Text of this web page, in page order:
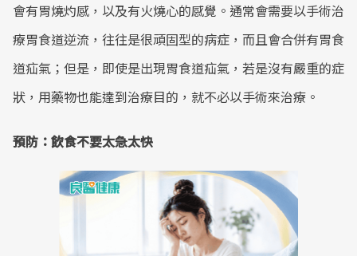
會有胃燒灼感，以及有火燒心的感覺。通常會需要以手術治
療胃食道逆流，往往是很頑固型的病症，而且會合併有胃食
道疝氣；但是，即使是出現胃食道疝氣，若是沒有嚴重的症
狀，用藥物也能達到治療目的，就不必以手術來治療。
預防：飲食不要太急太快